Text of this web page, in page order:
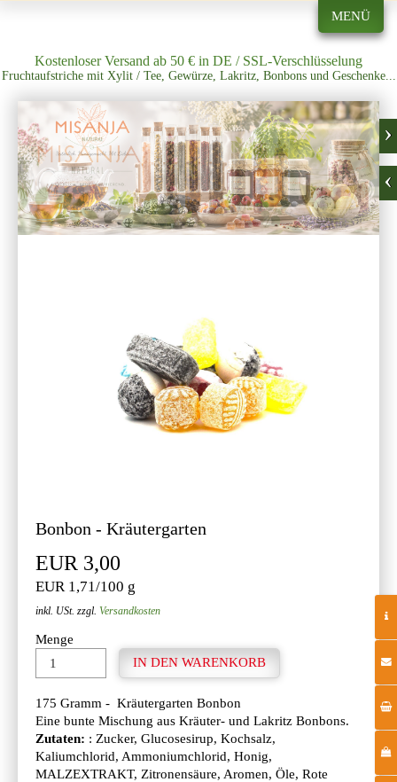
MENÜ
Kostenloser Versand ab 50 € in DE / SSL-Verschlüsselung
Fruchtaufstriche mit Xylit / Tee, Gewürze, Lakritz, Bonbons und Geschenke...
Bonbon - Kräutergarten
EUR 3,00
EUR 1,71/100 g
inkl. USt. zzgl. Versandkosten
Menge
175 Gramm - Kräutergarten Bonbon
Eine bunte Mischung aus Kräuter- und Lakritz Bonbons.
Zutaten: : Zucker, Glucosesirup, Kochsalz,
Kaliumchlorid, Ammoniumchlorid, Honig,
MALZEXTRAKT, Zitronensäure, Aromen, Öle, Rote